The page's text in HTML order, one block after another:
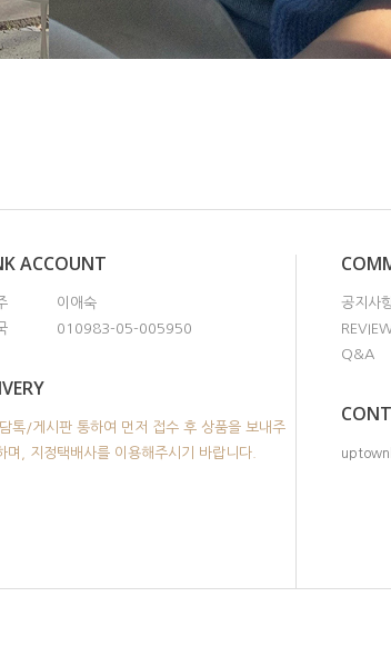
ACCOUNT
이애숙
010983-05-005950
톡/게시판 통하여 먼저 접수 후 상품을 보내주
며, 지정택배사를 이용해주시기 바랍니다.
공지사
Q&A